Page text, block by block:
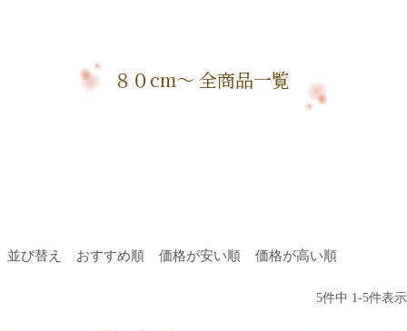
８０cm～ 全商品一覧
並び替え おすすめ順 価格が安い順 価格が高い順
5件中 1 -5件表示